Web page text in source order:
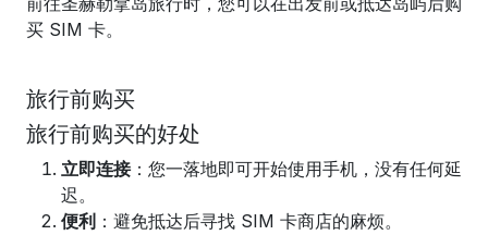
买 SIM 卡。
旅行前购买
旅行前购买的好处
立即连接：您一落地即可开始使用手机，没有任何延
迟。
便利 ：避免抵达后寻找 SIM 卡商店的麻烦。